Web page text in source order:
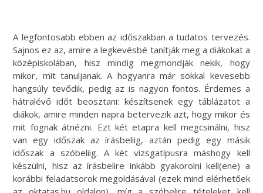
A legfontosabb ebben az időszakban a tudatos tervezés.
Sajnos ez az, amire a legkevésbé tanítják meg a diákokat a
középiskolában, hisz mindig megmondják nekik, hogy
mikor, mit tanuljanak. A hogyanra már sokkal kevesebb
hangsúly tevődik, pedig az is nagyon fontos. Érdemes a
hátralévő időt beosztani: készítsenek egy táblázatot a
diákok, amire minden napra betervezik azt, hogy mikor és
mit fognak átnézni. Ezt két etapra kell megcsinálni, hisz
van egy időszak az írásbeliig, aztán pedig egy másik
időszak a szóbeliig. A két vizsgatípusra máshogy kell
készülni, hisz az írásbelire inkább gyakorolni kell(ene) a
korábbi feladatsorok megoldásával (ezek mind elérhetőek